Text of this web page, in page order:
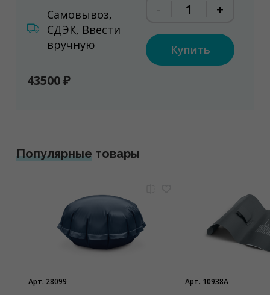
Самовывоз,
СДЭК, Ввести
вручную
43500 ₽
+
Купить
Популярныетовары
Арт. 28099 Арт. 10938A